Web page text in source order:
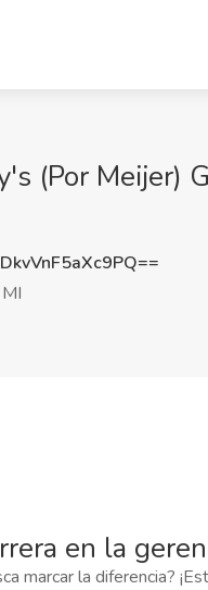
(Por Meijer)
en la
marcar la diferencia?